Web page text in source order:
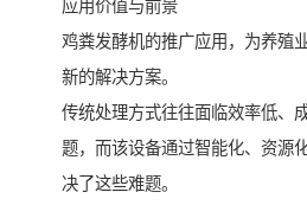
应用价值与前景
鸡粪发酵机的推广应用，为养殖
新的解决方案。
传统处理方式往往面临效率低、
题，而该设备通过智能化、资源
决了这些难题。